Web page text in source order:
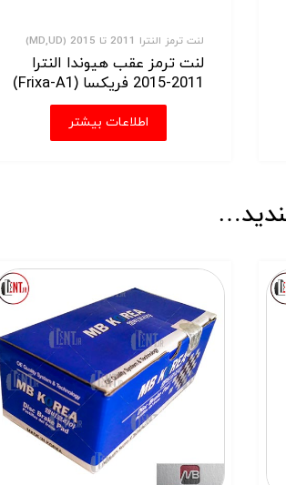
لنت ترمز النترا 2011 تا 2015 (MD,UD)
لنت ترمز عقب هیوندا النترا
2011-2015 فریکسا (Frixa-A1)
اطلاعات بیشتر